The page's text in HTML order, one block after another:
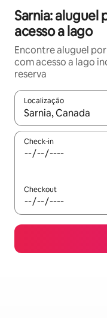
Sarnia: aluguel
acesso a lago
Encontre aluguel
com acesso a lago
reserva
Localização
Quando os
Check-in
Checkout